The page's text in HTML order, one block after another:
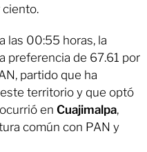
ciento.
las 00:55 horas, la
preferencia de 67.61 por
partido que ha
territorio y que optó
en Cuajimalpa,
común con PAN y